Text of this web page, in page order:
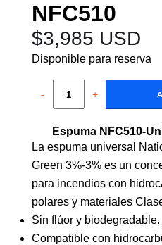
NFC510
$3,985 USD
Disponible para reserva
- +
Espuma NFC510-
La espuma universal
Green 3%-3% es un
para incendios con
polares y materiales
Sin flúor y biodegradable.
Compatible con